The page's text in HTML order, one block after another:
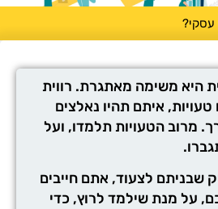
עסקי?
משימה מאתגרת. רווית
איתם תהיו נאלצים
מרוב הטעויות תלמדו, ועל
שבניתם לצעוד, אתם חייבים
על מנת שילמד לרוץ, כדי